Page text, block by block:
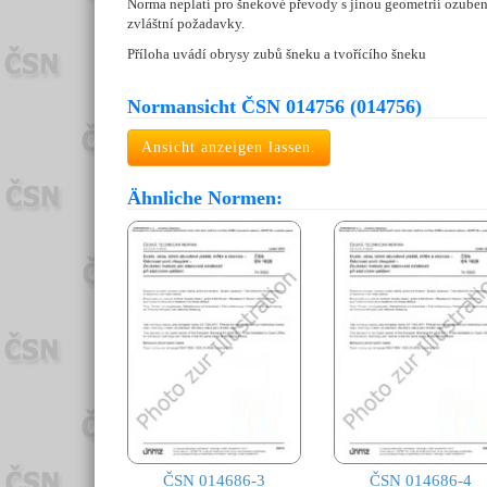
Norma neplatí pro šnekové převody s jinou geometrií
zvláštní požadavky.
Příloha uvádí obrysy zubů šneku a tvořícího šneku
Normansicht ČSN 014756 (014756)
Ansicht anzeigen lassen.
Ähnliche Normen:
ČSN 014686-3 ČSN 014686-4